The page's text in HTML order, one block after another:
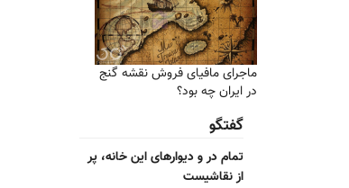
ماجرای مافیای فروش نقشه گنج
در ایران چه بود؟
گفتگو
تمام در و دیوارهای این خانه، پر
از نقاشیست